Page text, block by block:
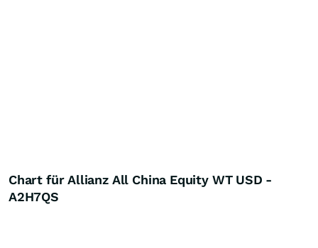
Chart für Allianz All China Equity WT USD -
A2H7QS